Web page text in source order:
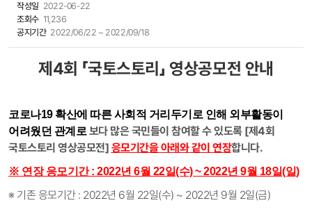
작성일 2022-06-22
조회수 11,236
공지기간 2022/06/22 ~ 2022/09/18
제4회 「국토스토리」 영상공모전 안내
코로나19 확산에 따른 사회적 거리두기로 인해 외부활동이
어려웠던 관계로 보다 많은 국민들이 참여할 수 있도록 [제4회
국토스토리 영상공모전] 응모기간을아래와 같이 연장합니다.
※ 연장 응모기간 : 2022년 6월 22일(수) ~ 2022년 9월 18일(일)
※ 기존 응모기간 : 2022년 6월 22일(수) ~ 2022년 9월 2일(금)